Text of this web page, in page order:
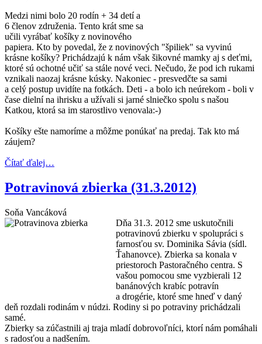
Medzi nimi bolo 20 rodín + 34 detí a
6 členov združenia. Tento krát sme sa
učili vyrábať košíky z novinového
papiera. Kto by povedal, že z novinových "špiliek" sa vyvinú
krásne košíky? Prichádzajú k nám však šikovné mamky aj s deťmi,
ktoré sú ochotné učiť sa stále nové veci. Nečudo, že pod ich rukami
vznikali naozaj krásne kúsky. Nakoniec - presvedčte sa sami
a celý postup uvidíte na fotkách. Deti - a bolo ich neúrekom - boli v
čase dielní na ihrisku a užívali si jarné slniečko spolu s našou
Katkou, ktorá sa im starostlivo venovala:-)
Košíky ešte namoríme a môžme ponúkať na predaj. Tak kto má
záujem?
Čítať ďalej…
Potravinová zbierka (31.3.2012)
Soňa Vancáková
Dňa 31.3. 2012 sme uskutočnili
potravinovú zbierku v spolupráci s
farnosťou sv. Dominika Sávia (sídl.
Ťahanovce). Zbierka sa konala v
priestoroch Pastoračného centra. S
vašou pomocou sme vyzbierali 12
banánových krabíc potravín
a drogérie, ktoré sme hneď v daný
deň rozdali rodinám v núdzi. Rodiny si po potraviny prichádzali
samé.
Zbierky sa zúčastnili aj traja mladí dobrovoľníci, ktorí nám pomáhali
s radosťou a nadšením.